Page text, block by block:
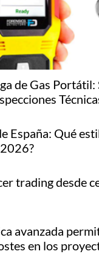
de Gas Portátil:
España: Qué
trading desde
avanzada
en los